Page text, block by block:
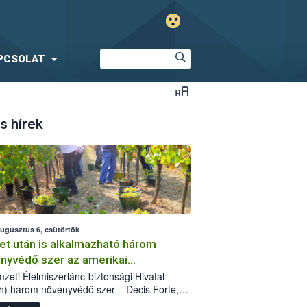
hírek
6, csütörtök
után is alkalmazható három
szer az amerikai
ellen
Élelmiszerlánc-biztonsági Hivatal
három növényvédő szer – Decis Forte,
24 EW, Oroganic – engedélyokiratát